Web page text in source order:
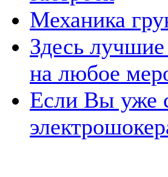
Механика
Здесь
на любое
Если Вы уже